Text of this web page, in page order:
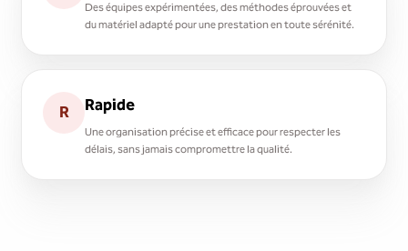
Des équipes expérimentées, des méthodes éprouvées et
du matériel adapté pour une prestation en toute sérénité.
R Rapide
Une organisation précise et efficace pour respecter les
délais, sans jamais compromettre la qualité.